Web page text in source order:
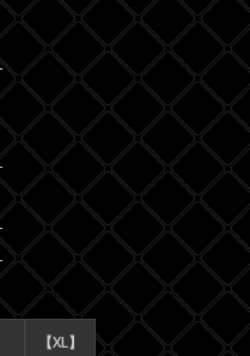
【XL】